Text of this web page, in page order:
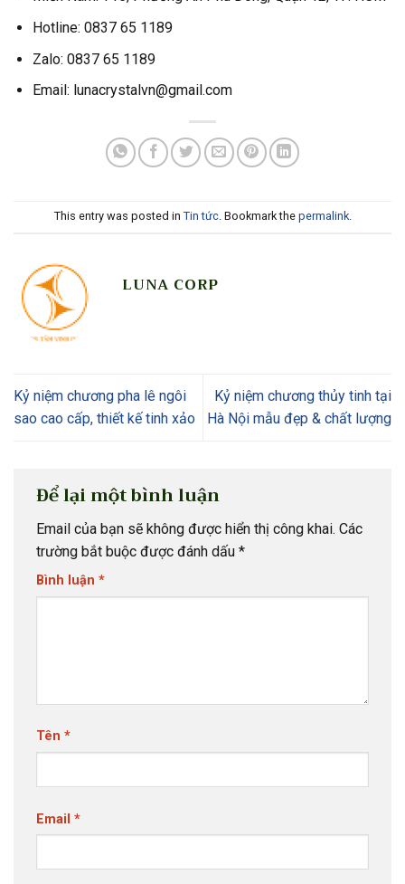
Hotline: 0837 65 1189
Zalo: 0837 65 1189
Email: lunacrystalvn@gmail.com
This entry was posted in Tin tức. Bookmark the permalink.
LUNA CORP
Kỷ niệm chương pha lê ngôi
sao cao cấp, thiết kế tinh xảo
Kỷ niệm chương thủy tinh tại
Hà Nội mẫu đẹp & chất lượng
Để lại một bình luận
Email của bạn sẽ không được hiển thị công khai. Các
trường bắt buộc được đánh dấu *
Bình luận *
Tên *
Email *